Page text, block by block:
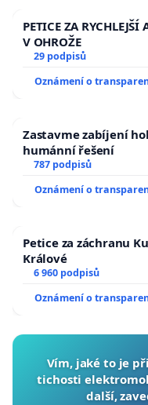
PETICE ZA
V OHROŽE
29 podpisů
Oznámení o
Zastavme zabíjení
humánní řešení
787 podpisů
Oznámení o
Petice za záchranu
Králové
6 960 podpisů
Oznámení o
Vím, jaké to je
tichosti
další,